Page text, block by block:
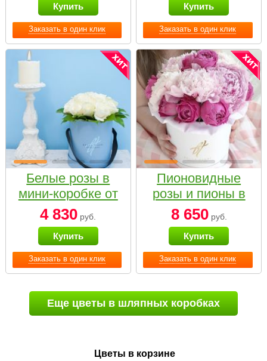
Заказать в один клик
Купить
Заказать в один клик
Купить
Заказать в один клик
Белые розы в
мини-коробке от
Bella Fiori
4 830 руб.
Купить
Заказать в один клик
Пионовидные
розы и пионы в
белой коробке
Small
8 650руб.
Купить
Еще цветы в шляпных коробках
Цветы в корзине